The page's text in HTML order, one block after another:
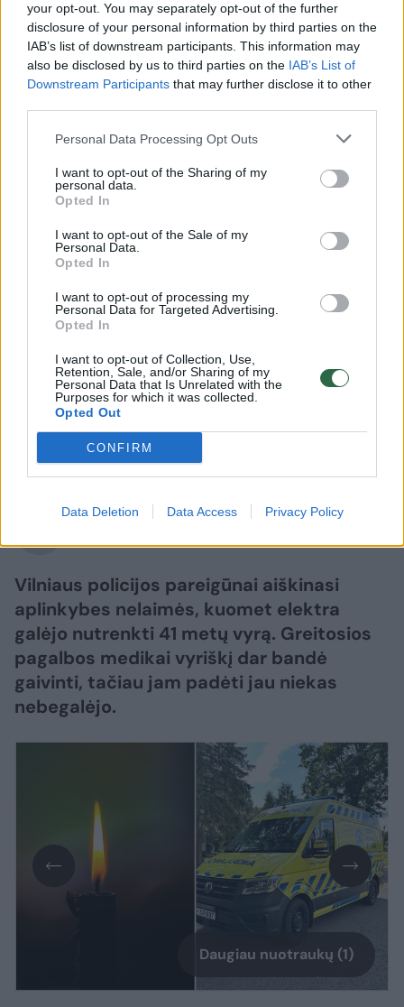
your opt-out. You may separately opt-out of the further
disclosure of your personal information by third parties on the
IAB’s list of downstream participants. This information may
also be disclosed by us to third parties on the IAB’s List of
Downstream Participants that may further disclose it to other
Personal Data Processing Opt Outs
I want to opt-out of the Sharing of my
personal data.
Opted In
I want to opt-out of the Sale of my
Personal Data.
Opted In
I want to opt-out of processing my
Personal Data for Targeted Advertising.
Opted In
I want to opt-out of Collection, Use,
Retention, Sale, and/or Sharing of my
Personal Data that Is Unrelated with the
Purposes for which it was collected.
Opted Out
CONFIRM
Data Deletion Data Access Privacy Policy
Lietuvos diena Nelaimės
Greta Vilniaus elektra nutrenkė
vyrą – greitosios medikai bandė
gaivinti, tačiau padėti niekas
nebegalėjo
2026 m. rugpjūčio 6 d. 06:29
Vilniaus policijos pareigūnai aiškinasi
aplinkybes nelaimės, kuomet elektra
galėjo nutrenkti 41 metų vyrą. Greitosios
pagalbos medikai vyriškį dar bandė
gaivinti, tačiau jam padėti jau niekas
nebegalėjo.
Daugiau nuotraukų (1)